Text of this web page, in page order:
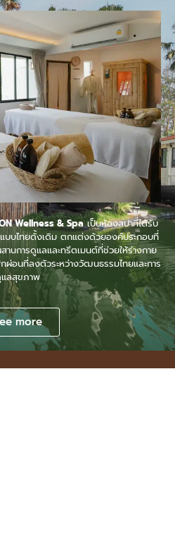
Wellness & Spaเป็นห้องสปาที่ได้รับ
บบไทยดั้งเดิม ตกแต่งด้วยองค์ประกอบที่
นการดูแลและทรีตเมนต์ที่ช่วยให้ร่างกาย
อนที่ลงตัวระหว่างวัฒนธรรมไทยและการ
ลสุขภาพ
more